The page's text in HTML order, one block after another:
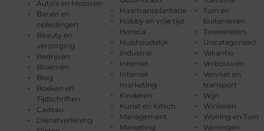
Auto's en Motoren
Banen en
opleidingen
Beauty en
verzorging
Bedrijven
Bloemen
Blog
Boeken en
Tijdschriften
Cadeau
Dienstverlening
Haartransplantatie
Hobby en vrije tijd
Horeca
Huishoudelijk
Industrie
Internet
Internet
marketing
Kinderen
Kunst en Kitsch
Management
Marketing
Tuin en
buitenleven
Tweewielers
Uncategorized
Vakantie
Verbouwen
Vervoer en
transport
Wijn
Winkelen
Woning en Tuin
Woningen